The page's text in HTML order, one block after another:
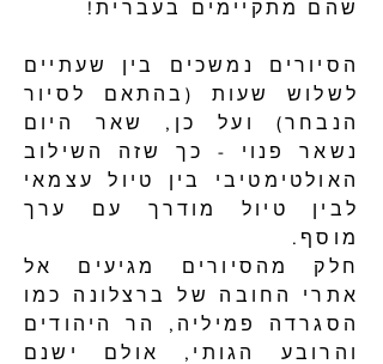
שהם מתקיימים בעברית!
הסיורים נמשכים בין שעתיים
לשלוש שעות (בהתאם לסיור
הנבחר) ועל כן, שאר היום
נשאר פנוי - כך שזה השילוב
האולטימטיבי בין טיול עצמאי
לבין טיול מודרך עם ערך
מוסף.
חלק מהסיורים מגיעים אל
אתרי החובה של ברצלונה כמו
הסגרדה פמיליה, הר היהודים
והרובע הגותי, אולם ישנם